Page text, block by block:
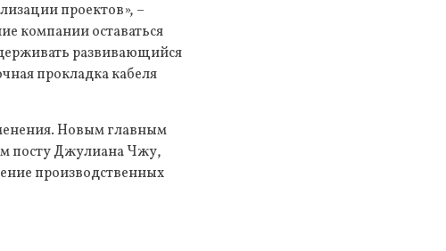
проектов», –
компании оставаться
развивающийся
прокладка кабеля
Новым главным
посту Джулиана Чжу,
производственных